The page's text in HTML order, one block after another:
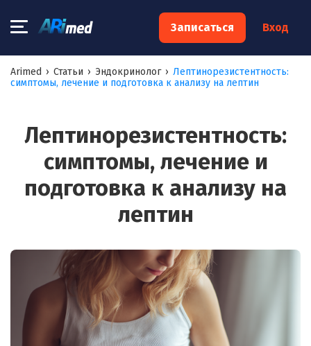
Записаться Вход
Arimed › Статьи › Эндокринолог › Лептинорезистентность:
симптомы, лечение и подготовка к анализу на лептин
Лептинорезистентность:
симптомы, лечение и
подготовка к анализу на
лептин
×
Запишитесь на консультацию к
специалисту
Ваш телефон:*
Я согласен на обработку моих персональных данных